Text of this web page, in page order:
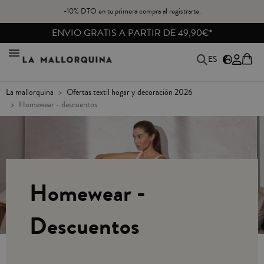
-10% DTO en tu primera compra al registrarte.
ENVIO GRATIS A PARTIR DE 49,90€*
ES
la mallorquina
ofertas textil hogar y decoración 2026
homewear - descuentos
Homewear -
Descuentos